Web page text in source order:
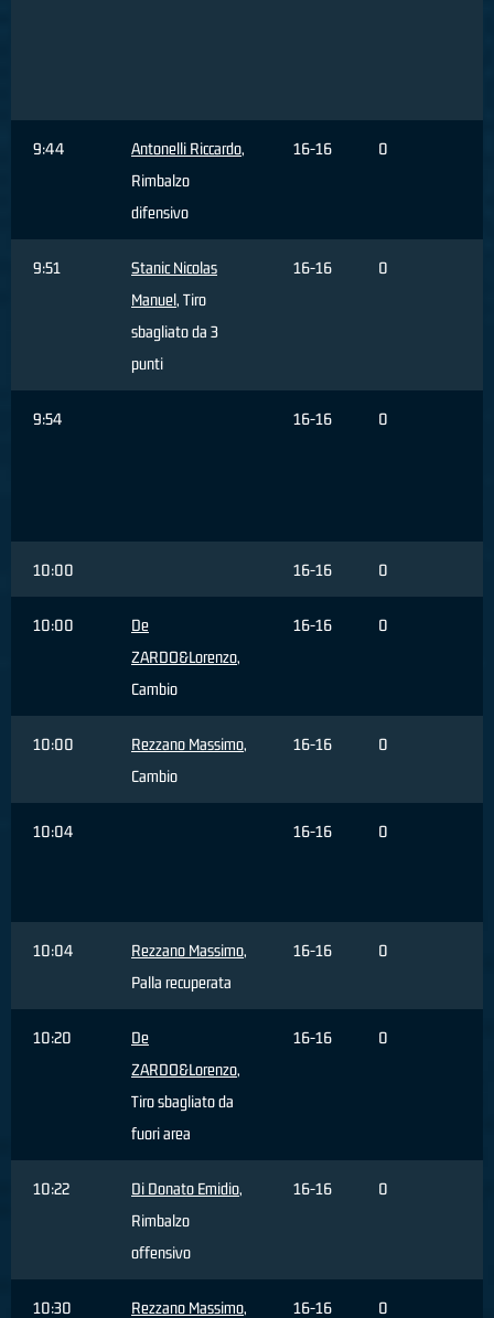
9:44 Antonelli Riccardo,
Rimbalzo
difensivo
16-16 0
9:51
Stanic Nicolas
Manuel, Tiro
sbagliato da 3
punti
16-16 0
9:54 16-16 0
10:00 16-16 0
10:00
De
ZARDO&Lorenzo,
Cambio
16-16 0
10:00 Rezzano Massimo,
Cambio
16-16 0
10:04 16-16 0
10:04 Rezzano Massimo,
Palla recuperata
16-16 0
10:20
De
ZARDO&Lorenzo,
Tiro sbagliato da
fuori area
16-16 0
10:22 Di Donato Emidio,
Rimbalzo
offensivo
16-16 0
10:30 Rezzano Massimo,
16-16 0